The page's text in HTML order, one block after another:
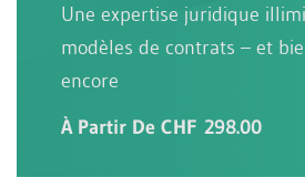
Une expertise juridique
modèles de contrats – et
encore
À Partir De CHF 298.00